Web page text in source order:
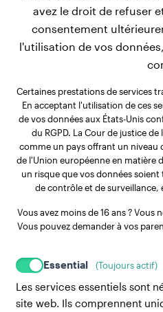
avez le droit de refuser
consentement
l'utilisation de vos
Certaines prestations de services
En acceptant l'utilisation de ces
de vos données aux États-Unis
du RGPD. La Cour de justice
comme un pays offrant un niveau
de l'Union européenne en matière
un risque que vos données
de contrôle et de surveillance,
Vous avez moins de 16 ans ?
Vous pouvez demander à vos
Essential (Toujours actif)
Les services essentiels sont
site web. Ils comprennent